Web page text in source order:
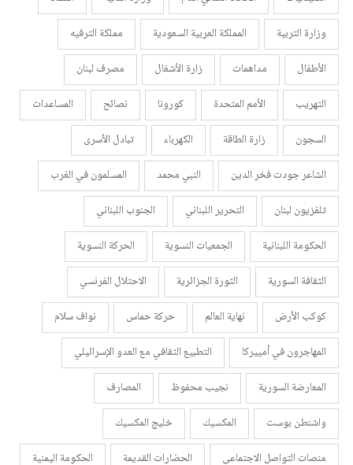
وزارة التربية
المملكة العربية السعودية
مملكة الترفيه
الأطفال
مداهمات زارة الأشغال
مصرف لبنان
التهريب
الأمم المتحدة كورونا نصائح
المساعدات
السجون
زارة الطاقة الكهرباء
تبادل الأسرى
الشاعر جودت فخر الدين
النبي محمد
المسلمون في الغرب
تلفزيون لبنان
التحرير اللبناني
الجنوب اللبناني
الحكومة اللبنانية
الجمعيات النسوية
الحركة النسوية
الثقافة السورية
الثورة الجزائرية
الاحتلال الفرنسي
كوكب الأرض
نهاية العالم حركة حماس
نواف سلام
المهاجرون في أمييركا
التطبيع الثقافي مع العدو الإسرائيلي
المعارضة السورية
نجيب محفوظ
المصارف
واشنطن بوست
المكسيك
خليج المكسيك
منصات التواصل الاجتماعي
الحضارات القديمة
الحكومة اليمنية